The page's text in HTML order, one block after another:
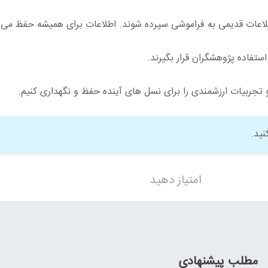
قدیمی به فراموشی سپرده شوند. اطلاعات برای همیشه حفظ
پژوهشگران قرار بگیرند.
ارزشمندی را برای نسل های آینده حفظ و نگهداری کنیم.
امتیاز دهید
مطلب پیشنهادی